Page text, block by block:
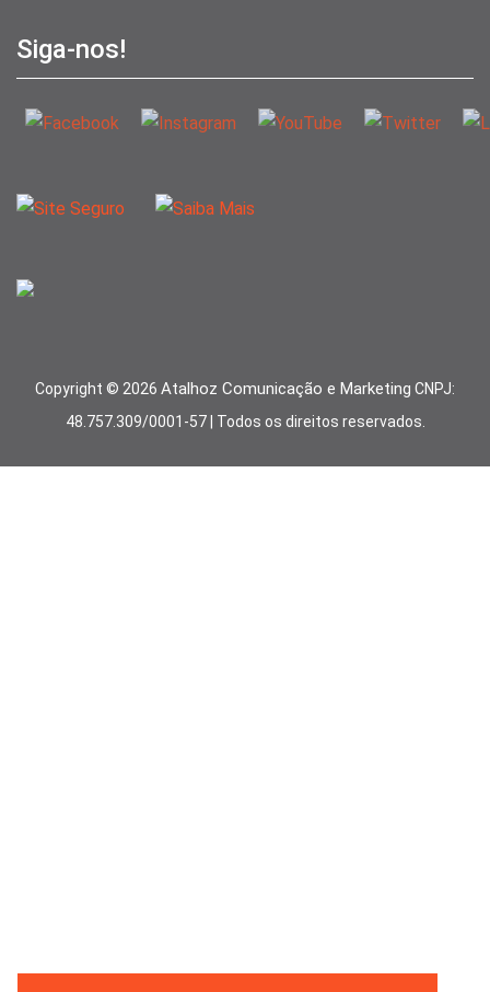
Siga-nos!
Copyright © 2026 Atalhoz Comunicação e Marketing CNPJ:
48.757.309/0001-57 | Todos os direitos reservados.